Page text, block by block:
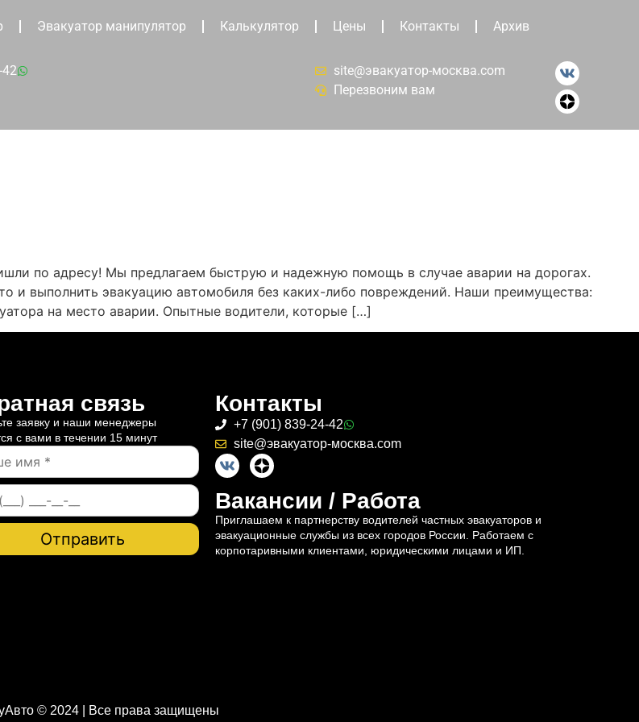
Эвакуатор манипулятор Калькулятор Цены Контакты Архив
42
site@эвакуатор-москва.com
Перезвоним вам
по адресу! Мы предлагаем быструю и надежную помощь в случае аварии на дорогах.
и выполнить эвакуацию автомобиля без каких-либо повреждений. Наши преимущества:
на место аварии. Опытные водители, которые […]
связь
заявку и наши менеджеры
с вами в течении 15 минут
Контакты
+7 (901) 839-24-42
site@эвакуатор-москва.com
Вакансии / Работа
Приглашаем к партнерству водителей частных эвакуаторов и
эвакуационные службы из всех городов России. Работаем с
корпотаривными клиентами, юридическими лицами и ИП.
© 2024 | Все права защищены